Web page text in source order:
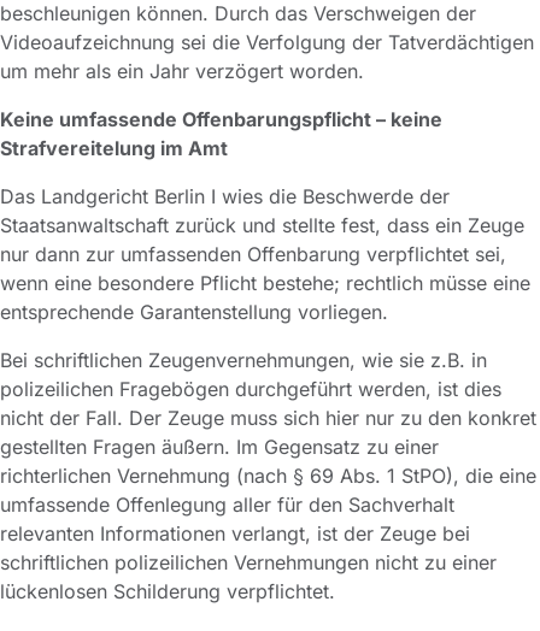
beschleunigen können. Durch das Verschweigen der
Videoaufzeichnung sei die Verfolgung der Tatverdächtigen
um mehr als ein Jahr verzögert worden.
Keine umfassende Offenbarungspflicht – keine
Strafvereitelung im Amt
Das Landgericht Berlin I wies die Beschwerde der
Staatsanwaltschaft zurück und stellte fest, dass ein Zeuge
nur dann zur umfassenden Offenbarung verpflichtet sei,
wenn eine besondere Pflicht bestehe; rechtlich müsse eine
entsprechende Garantenstellung vorliegen.
Bei schriftlichen Zeugenvernehmungen, wie sie z.B. in
polizeilichen Fragebögen durchgeführt werden, ist dies
nicht der Fall. Der Zeuge muss sich hier nur zu den konkret
gestellten Fragen äußern. Im Gegensatz zu einer
richterlichen Vernehmung (nach § 69 Abs. 1 StPO), die eine
umfassende Offenlegung aller für den Sachverhalt
relevanten Informationen verlangt, ist der Zeuge bei
schriftlichen polizeilichen Vernehmungen nicht zu einer
lückenlosen Schilderung verpflichtet.